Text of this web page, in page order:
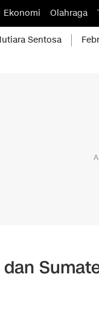
Ekonomi Olahraga
Sentosa